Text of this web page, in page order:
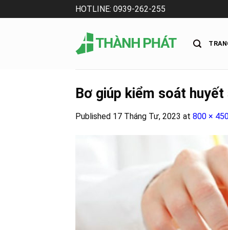
to
HOTLINE: 0939-262-255
Bơ giúp kiểm soát huyết
Published 17 Tháng Tư, 2023 at 800 ×